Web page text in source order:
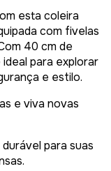
esta coleira
com fivelas
40 cm de
para explorar
e estilo.
e viva novas
para suas